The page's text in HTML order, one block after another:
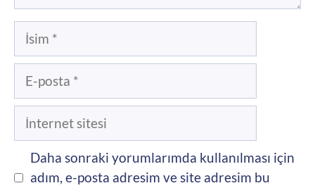
İsim
posta
İnternet
Daha sonraki yorumlarımda kullanılması için
adım, e-posta adresim ve site adresim bu